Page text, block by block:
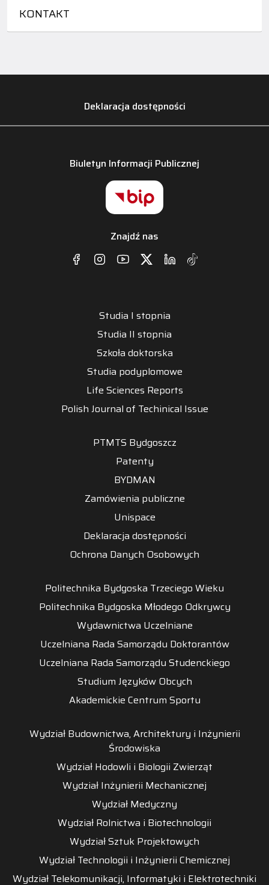
KONTAKT
Deklaracja dostępności
Biuletyn Informacji Publicznej
Znajdź nas
Studia I stopnia
Studia II stopnia
Szkoła doktorska
Studia podyplomowe
Life Sciences Reports
Polish Journal of Techinical Issue
PTMTS Bydgoszcz
Patenty
BYDMAN
Zamówienia publiczne
Unispace
Deklaracja dostępności
Ochrona Danych Osobowych
Politechnika Bydgoska Trzeciego Wieku
Politechnika Bydgoska Młodego Odkrywcy
Wydawnictwa Uczelniane
Uczelniana Rada Samorządu Doktorantów
Uczelniana Rada Samorządu Studenckiego
Studium Języków Obcych
Akademickie Centrum Sportu
Wydział Budownictwa, Architektury i Inżynierii
Środowiska
Wydział Hodowli i Biologii Zwierząt
Wydział Inżynierii Mechanicznej
Wydział Medyczny
Wydział Rolnictwa i Biotechnologii
Wydział Sztuk Projektowych
Wydział Technologii i Inżynierii Chemicznej
Wydział Telekomunikacji, Informatyki i Elektrotechniki